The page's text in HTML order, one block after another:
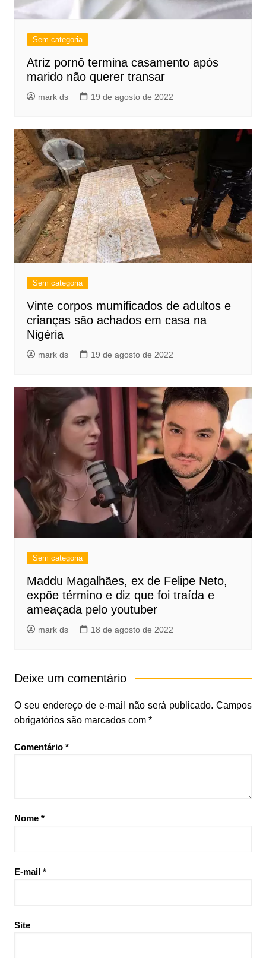
Sem categoria
Atriz pornô termina casamento após
marido não querer transar
mark ds 19 de agosto de 2022
Sem categoria
Vinte corpos mumificados de adultos e
crianças são achados em casa na
Nigéria
mark ds 19 de agosto de 2022
Sem categoria
Maddu Magalhães, ex de Felipe Neto,
expõe término e diz que foi traída e
ameaçada pelo youtuber
mark ds 18 de agosto de 2022
Deixe um comentário
O seu endereço de e-mail não será publicado. Campos
obrigatórios são marcados com *
Comentário *
Nome *
E-mail *
Site